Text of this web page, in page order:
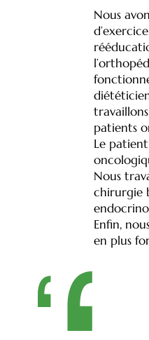
Nous
patients
Le
Nous
chirurgie
Enfin,
en plus